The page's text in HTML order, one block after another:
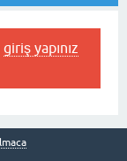
giriş yapınız